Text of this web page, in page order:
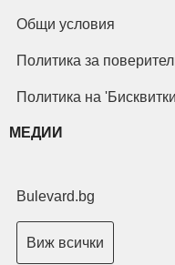
Общи условия
Политика за
Политика на
МЕДИИ
Bulevard.bg
Виж всички